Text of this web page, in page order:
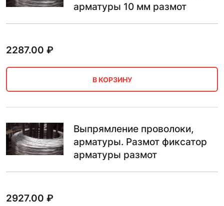
арматуры 10 мм размот
2287.00 ₽
В КОРЗИНУ
Выпрямление проволоки,
арматуры. Размот фиксатор
арматуры размот
2927.00 ₽